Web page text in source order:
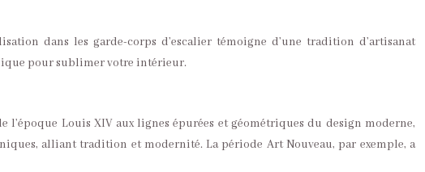
dans les garde-corps d’escalier témoigne d’une tradition d’artisanat
pour sublimer votre intérieur.
Louis XIV aux lignes épurées et géométriques du design moderne,
alliant tradition et modernité. La période Art Nouveau, par exemple, a